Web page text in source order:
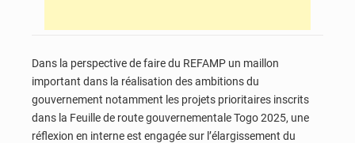
Dans la perspective de faire du REFAMP un maillon
important dans la réalisation des ambitions du
gouvernement notamment les projets prioritaires inscrits
dans la Feuille de route gouvernementale Togo 2025, une
réflexion en interne est engagée sur l’élargissement du